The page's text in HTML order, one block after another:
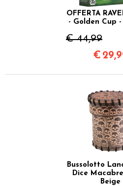
OFFERTA
- Golden Cup
€ 44,99
€
Bussolotto
Dice
Beige